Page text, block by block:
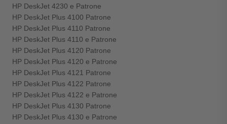
HP DeskJet 4230 e Patrone
HP DeskJet Plus 4100 Patrone
HP DeskJet Plus 4110 Patrone
HP DeskJet Plus 4110 e Patrone
HP DeskJet Plus 4120 Patrone
HP DeskJet Plus 4120 e Patrone
HP DeskJet Plus 4121 Patrone
HP DeskJet Plus 4122 Patrone
HP DeskJet Plus 4122 e Patrone
HP DeskJet Plus 4130 Patrone
HP DeskJet Plus 4130 e Patrone